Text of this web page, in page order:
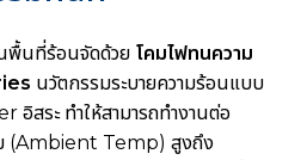
พื้นที่ร้อนจัดด้วย โคมไฟทนความ
นวัตกรรมระบายความร้อนแบบ
สระ ทำให้สามารถทำงานต่อ
(Ambient Temp) สูงถึง